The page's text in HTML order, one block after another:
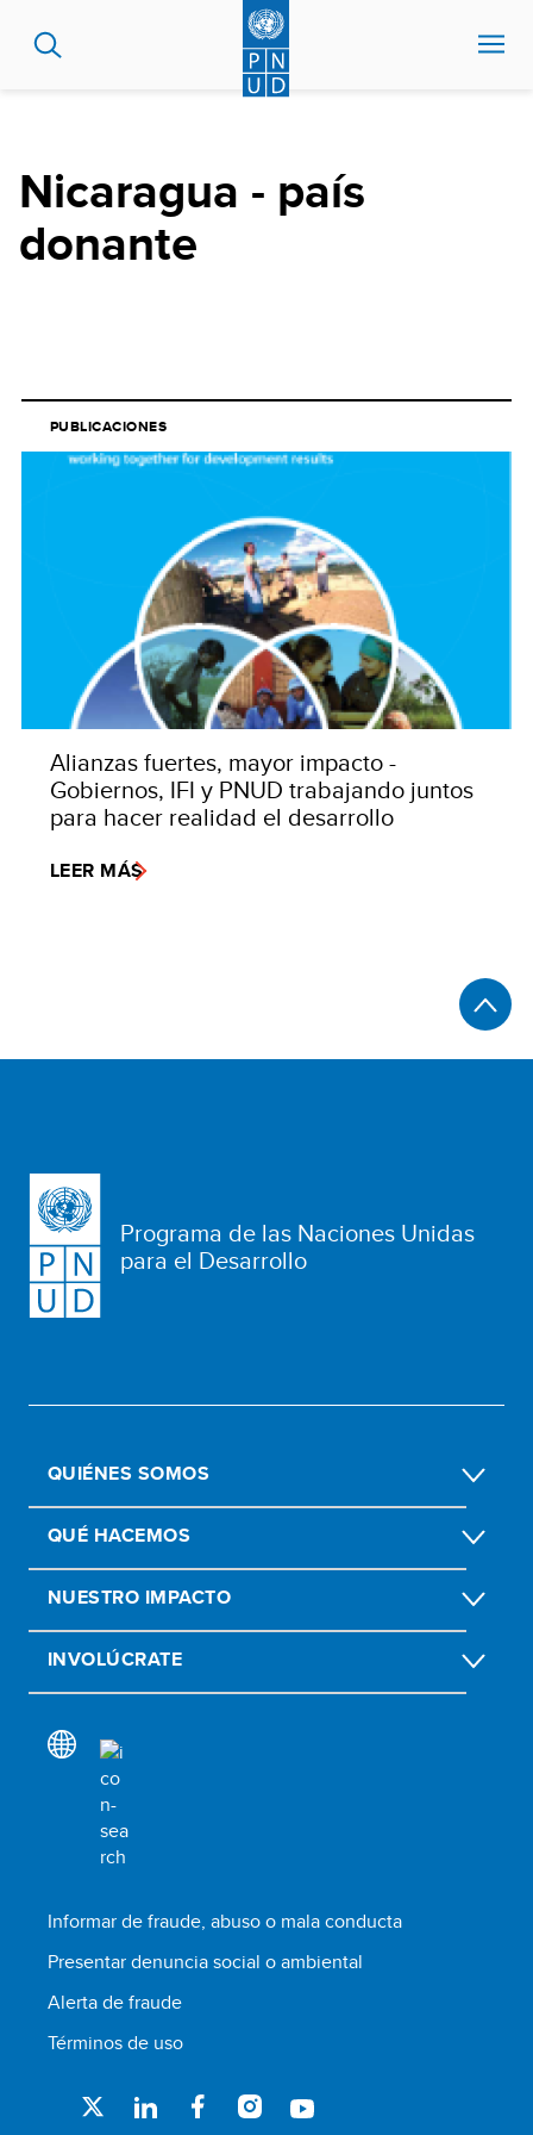
contenido
Nicaragua - país
donante
PUBLICACIONES
Alianzas fuertes, mayor impacto -
Gobiernos, IFI y PNUD trabajando juntos
para hacer realidad el desarrollo
LEER MÁS
Programa de las Naciones Unidas
para el Desarrollo
QUIÉNES SOMOS
QUÉ HACEMOS
NUESTRO IMPACTO
INVOLÚCRATE
Informar de fraude, abuso o mala conducta
Presentar denuncia social o ambiental
Alerta de fraude
Términos de uso